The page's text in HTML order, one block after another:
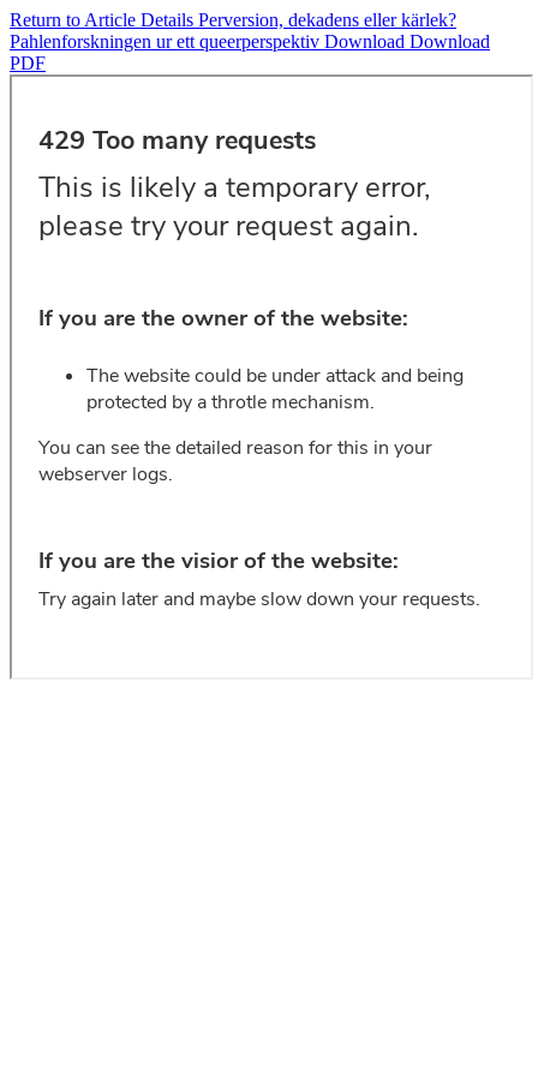
Return to Article Details Perversion, dekadens eller kärlek?
Pahlenforskningen ur ett queerperspektiv Download Download
PDF